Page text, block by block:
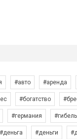
#авто #аренда
#богатство
#германия #гибель
#деньга #деньги